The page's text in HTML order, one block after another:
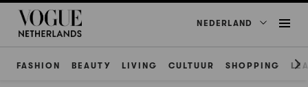
NEDERLAND
FASHION BEAUTY LIVING CULTUUR SHOPPING